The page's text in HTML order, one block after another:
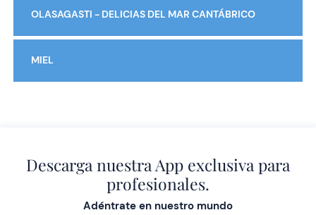
OLASAGASTI - DELICIAS DEL MAR CANTÁBRICO
MIEL
Descarga nuestra App exclusiva para
profesionales.
Adéntrate en nuestro mundo